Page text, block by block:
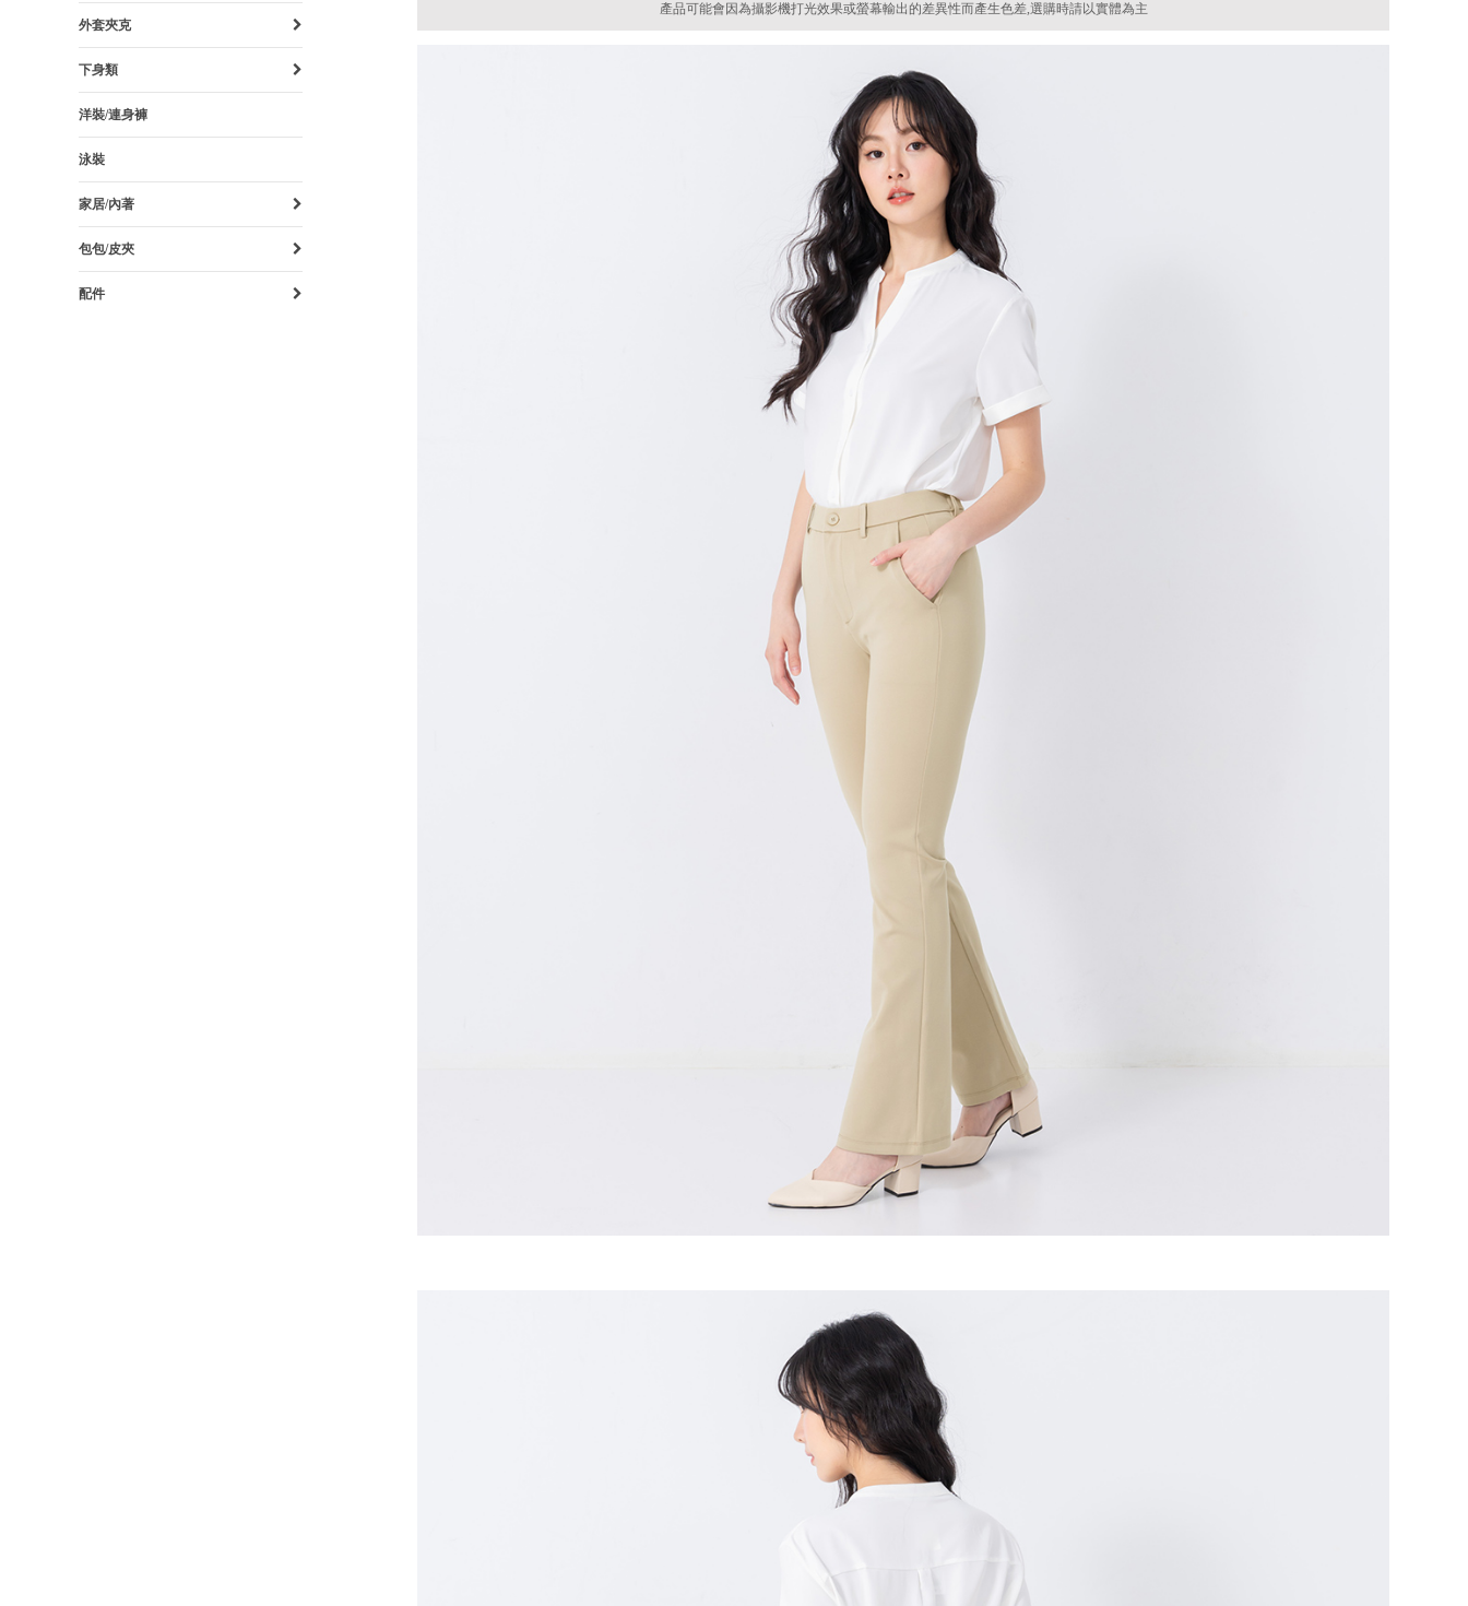
外套夾克
下身類
洋裝/連身褲
泳裝
家居/內著
包包/皮夾
配件
產品可能會因為攝影機打光效果或螢幕輸出的差異性而產生色差,選購時請以實體為主